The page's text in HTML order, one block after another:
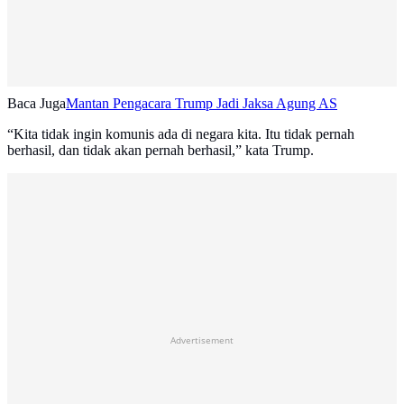
Baca JugaMantan Pengacara Trump Jadi Jaksa Agung AS
“Kita tidak ingin komunis ada di negara kita. Itu tidak pernah
berhasil, dan tidak akan pernah berhasil,” kata Trump.
Advertisement